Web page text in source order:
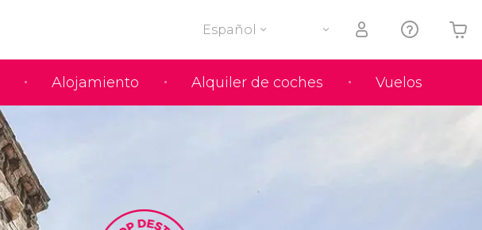
Alojamiento Alquiler de coches Vuelos
Español
Tu carrito está vacío